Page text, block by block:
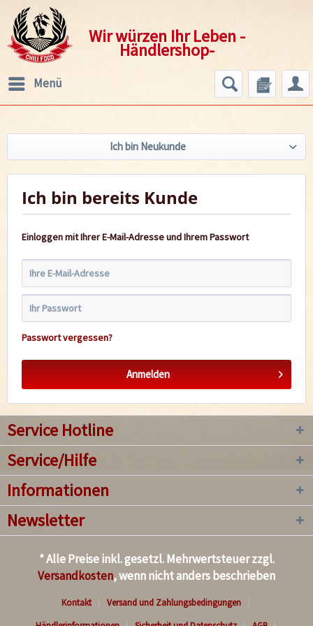
Wir würzen Ihr Leben -
Händlershop-
Menü
Ich bin Neukunde
Ich bin bereits Kunde
Einloggen mit Ihrer E-Mail-Adresse und Ihrem Passwort
Passwort vergessen?
Anmelden
Service Hotline
Service/Hilfe
Informationen
Newsletter
* Alle Preise inkl. gesetzl. Mehrwertsteuer zzgl.
Versandkosten, wenn nicht anders beschrieben
Kontakt
Versand und Zahlungsbedingungen